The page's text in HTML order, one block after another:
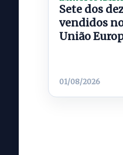
Sete dos
vendidos
União
01/08/2026